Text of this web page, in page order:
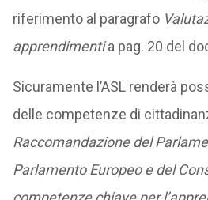
riferimento al paragrafo
apprendimentia pag. 20 del
Sicuramente l’ASL renderà
delle competenze di
Raccomandazione del
Parlamento Europeo e del